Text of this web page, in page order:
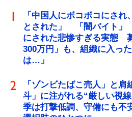
「中国人にボコボコにさ
とされた」 「闇バイト」
にされた悲惨すぎる実態
300万円」も、組織に入っ
は…」
「ゾンビたばこ売人」と
斗」に注がれる“厳しい視
季は打撃低調、守備にも